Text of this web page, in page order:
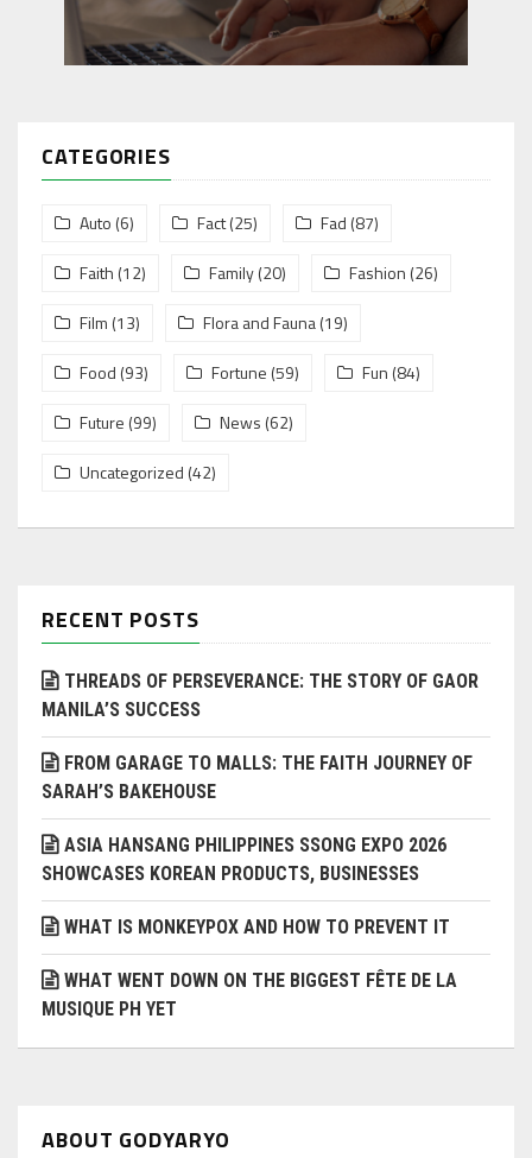
CATEGORIES
Auto (6) Fact(25) Fad (87)
Faith (12) Family(20) Fashion (26)
Film (13) Flora and Fauna(19)
Food (93) Fortune (59) Fun (84)
Future (99) News (62)
Uncategorized (42)
RECENT POSTS
THREADS OF PERSEVERANCE: THE STORY OF GAOR
MANILA’S SUCCESS
FROM GARAGE TO MALLS: THE FAITH JOURNEY OF
SARAH’S BAKEHOUSE
ASIA HANSANG PHILIPPINES SSONG EXPO 2026
SHOWCASES KOREAN PRODUCTS, BUSINESSES
WHAT IS MONKEYPOX AND HOW TO PREVENT IT
WHAT WENT DOWN ON THE BIGGEST FÊTE DE LA
MUSIQUE PH YET
ABOUT GODYARYO